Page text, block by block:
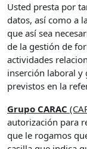
Usted presta por
datos, así como a
que así sea
de la gestión de
actividades
inserción laboral y
previstos en la
Grupo CARAC
autorización para
que le rogamos